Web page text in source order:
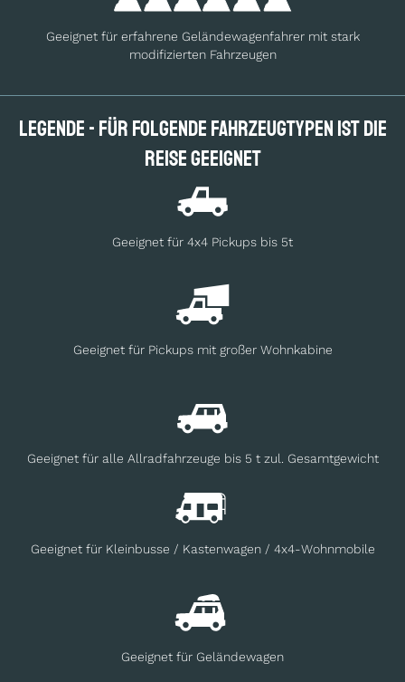
Geeignet für erfahrene Geländewagenfahrer mit stark
modifizierten Fahrzeugen
Legende - Für folgende Fahrzeugtypen ist die
Reise geeignet
Geeignet für 4x4 Pickups bis 5t
Geeignet für Pickups mit großer Wohnkabine
Geeignet für alle Allradfahrzeuge bis 5 t zul. Gesamtgewicht
Geeignet für Kleinbusse / Kastenwagen / 4x4-Wohnmobile
Geeignet für Geländewagen